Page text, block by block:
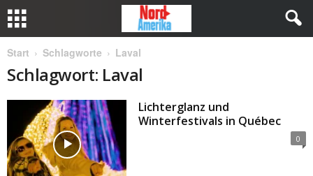
Start Schlagworte Laval
Schlagwort: Laval
Lichterglanz und
Winterfestivals in Québec
0